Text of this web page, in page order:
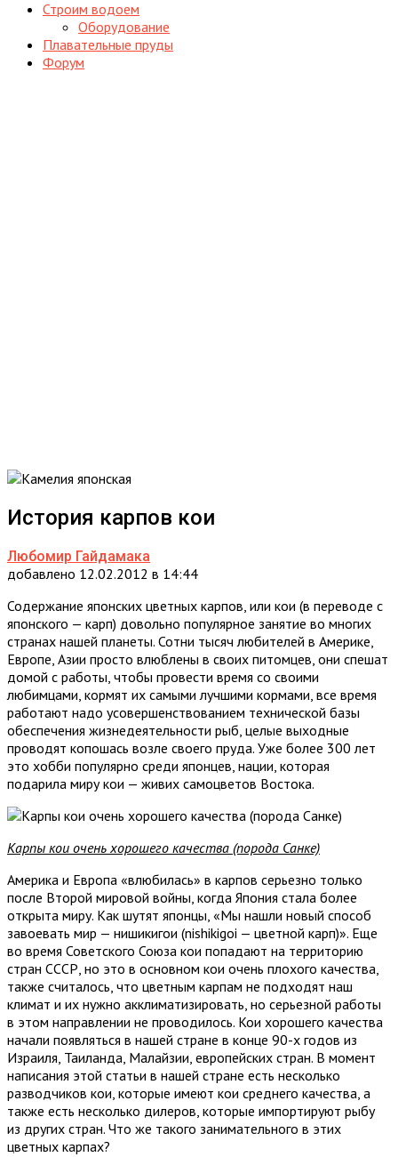
Строим водоем
Оборудование
Плавательные пруды
Форум
История карпов кои
Любомир Гайдамака
добавлено 12.02.2012 в 14:44
Содержание японских цветных карпов, или кои (в переводе с
японского — карп) довольно популярное занятие во многих
странах нашей планеты. Сотни тысяч любителей в Америке,
Европе, Азии просто влюблены в своих питомцев, они спешат
домой с работы, чтобы провести время со своими
любимцами, кормят их самыми лучшими кормами, все время
работают надо усовершенствованием технической базы
обеспечения жизнедеятельности рыб, целые выходные
проводят копошась возле своего пруда. Уже более 300 лет
это хобби популярно среди японцев, нации, которая
подарила миру кои — живих самоцветов Востока.
Карпы кои очень хорошего качества (порода Санке)
Америка и Европа «влюбилась» в карпов серьезно только
после Второй мировой войны, когда Япония стала более
открыта миру. Как шутят японцы, «Мы нашли новый способ
завоевать мир — нишикигои (nishikigoi — цветной карп)». Еще
во время Советского Союза кои попадают на территорию
стран СССР, но это в основном кои очень плохого качества,
также считалось, что цветным карпам не подходят наш
климат и их нужно акклиматизировать, но серьезной работы
в этом направлении не проводилось. Кои хорошего качества
начали появляться в нашей стране в конце 90-х годов из
Израиля, Таиланда, Малайзии, европейских стран. В момент
написания этой статьи в нашей стране есть несколько
разводчиков кои, которые имеют кои среднего качества, а
также есть несколько дилеров, которые импортируют рыбу
из других стран. Что же такого занимательного в этих
цветных карпах?